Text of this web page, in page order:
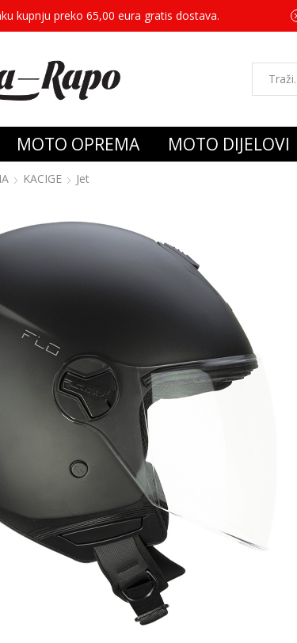
kupnju preko 65,00 eura gratis dostava.
MOTO OPREMA MOTO DIJELOVI
KACIGE Jet